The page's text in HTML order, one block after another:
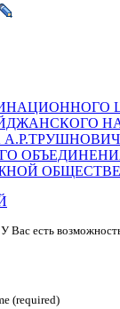
. У Вас есть
(required)